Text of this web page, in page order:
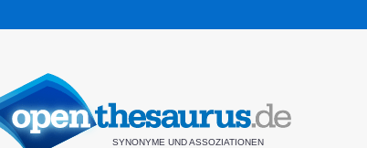
SYNONYME UND ASSOZIATIONEN